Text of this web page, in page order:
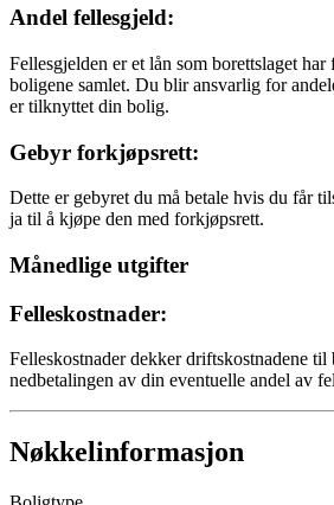
Andel fellesgjeld:
Fellesgjelden er et lån som borettslaget
boligene samlet. Du blir ansvarlig for
er tilknyttet din bolig.
Gebyr forkjøpsrett:
Dette er gebyret du må betale hvis du får
ja til å kjøpe den med forkjøpsrett.
Månedlige utgifter
Felleskostnader:
Felleskostnader dekker driftskostnadene til
nedbetalingen av din eventuelle andel av
Nøkkelinformasjon